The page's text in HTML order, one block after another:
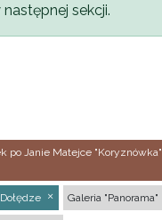
sekcji.
po Janie Matejce
Galeria "Panorama"